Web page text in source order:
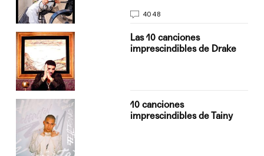
4048
Las 10 canciones
imprescindibles de Drake
10 canciones
imprescindibles de Tainy